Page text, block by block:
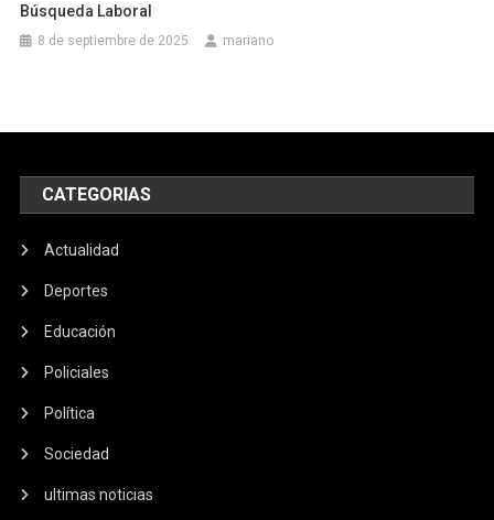
Búsqueda Laboral
8 de septiembre de 2025 mariano
CATEGORIAS
Actualidad
Deportes
Educación
Policiales
Política
Sociedad
ultimas noticias